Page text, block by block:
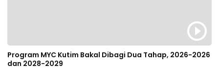
Program MYC Kutim Bakal Dibagi Dua Tahap, 2026-2026
dan 2028-2029